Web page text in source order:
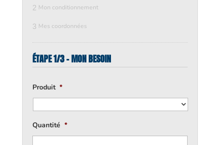
2 Mon conditionnement
3 Mes coordonnées
ÉTAPE 1/3 - MON BESOIN
Produit *
Quantité *